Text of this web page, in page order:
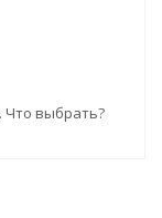
Что выбрать?